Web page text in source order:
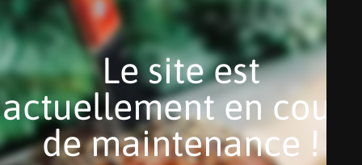
Le site est
actuellement en cours
de maintenance !